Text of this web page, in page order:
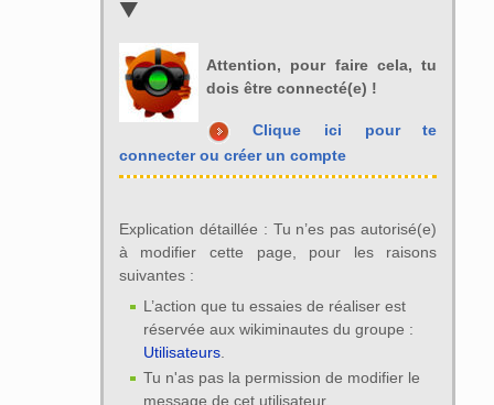
Attention, pour faire cela, tu
dois être connecté(e) !
Clique ici pour te
connecter ou créer un compte
Explication détaillée : Tu n’es pas autorisé(e)
à modifier cette page, pour les raisons
suivantes :
L’action que tu essaies de réaliser est
réservée aux wikiminautes du groupe :
Utilisateurs
Tu n'as pas la permission de modifier le
message de cet utilisateur.